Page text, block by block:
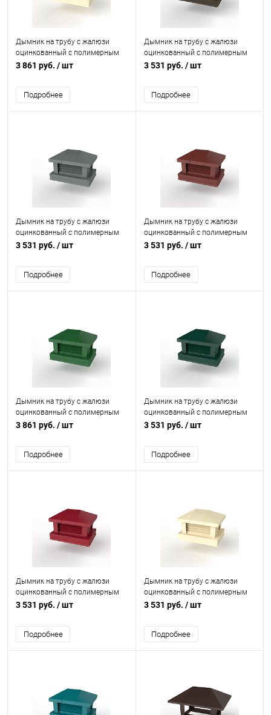
Дымник на трубу с жалюзи
оцинкованный с полимерным
покрытием до 2000мм RAL
3 861 руб. / шт
Подробнее
Дымник на трубу с жалюзи
оцинкованный с полимерным
покрытием до 1600мм RR 32
3 531 руб. / шт
Подробнее
Дымник на трубу с жалюзи
оцинкованный с полимерным
покрытием до 1600мм RAL
3 531 руб. / шт
Подробнее
Дымник на трубу с жалюзи
оцинкованный с полимерным
покрытием до 1600мм RAL
3 531 руб. / шт
Подробнее
Дымник на трубу с жалюзи
оцинкованный с полимерным
покрытием до 2000мм RAL
3 861 руб. / шт
Подробнее
Дымник на трубу с жалюзи
оцинкованный с полимерным
покрытием до 1600мм RAL
3 531 руб. / шт
Подробнее
Дымник на трубу с жалюзи
оцинкованный с полимерным
покрытием до 1600мм RAL
3 531 руб. / шт
Подробнее
Дымник на трубу с жалюзи
оцинкованный с полимерным
покрытием до 1600мм RAL
3 531 руб. / шт
Подробнее